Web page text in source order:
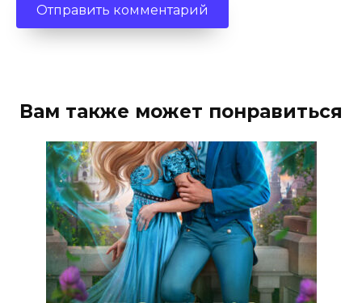
Вам также может понравиться